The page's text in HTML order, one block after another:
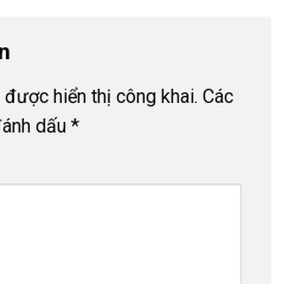
hiển thị công khai. Các
dấu *